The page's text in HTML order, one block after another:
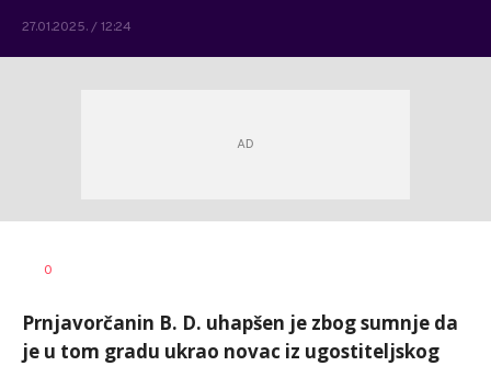
27.01.2025. / 12:24
AUTOR
0
Prnjavorčanin B. D. uhapšen je zbog sumnje da
je u tom gradu ukrao novac iz ugostiteljskog